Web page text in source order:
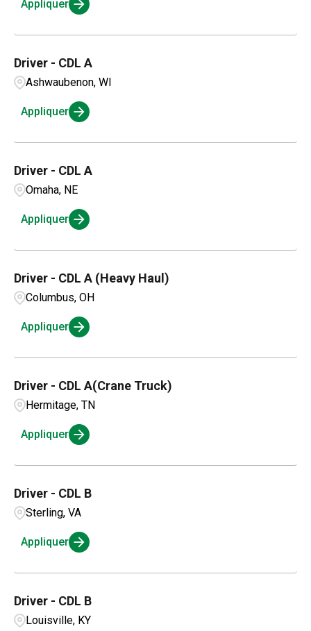
Appliquer
Driver - CDL A
Ashwaubenon, WI
Appliquer
Driver - CDL A
Omaha, NE
Appliquer
Driver - CDL A (Heavy Haul)
Columbus, OH
Appliquer
Driver - CDL A(Crane Truck)
Hermitage, TN
Appliquer
Driver - CDL B
Sterling, VA
Appliquer
Driver - CDL B
Louisville, KY